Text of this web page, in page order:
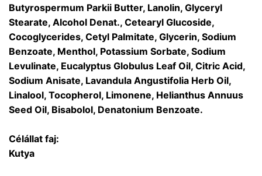
Butyrospermum Parkii Butter, Lanolin, Glyceryl
Stearate, Alcohol Denat., Cetearyl Glucoside,
Cocoglycerides, Cetyl Palmitate, Glycerin, Sodium
Benzoate, Menthol, Potassium Sorbate, Sodium
Levulinate, Eucalyptus Globulus Leaf Oil, Citric Acid,
Sodium Anisate, Lavandula Angustifolia Herb Oil,
Linalool, Tocopherol, Limonene, Helianthus Annuus
Seed Oil, Bisabolol, Denatonium Benzoate.
Célállat faj:
Kutya